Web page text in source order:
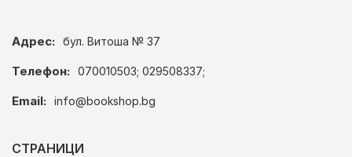
Адрес: бул. Витоша № 37
Телефон: 070010503; 029508337;
Email: info@bookshop.bg
СТРАНИЦИ